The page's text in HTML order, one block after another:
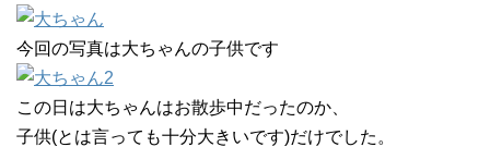
今回の写真は大ちゃんの子供です
この日は大ちゃんはお散歩中だったのか、
子供(とは言っても十分大きいです)だけでした。